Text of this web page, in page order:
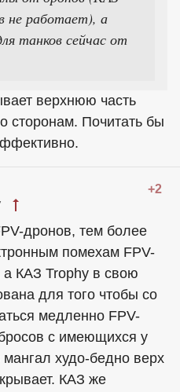
не работает), а
танков сейчас от
верхнюю часть
сторонам. Почитать бы
+2
дронов, тем более
помехам FPV-
а КАЗ Trophy в свою
для того чтобы со
медленно FPV-
с имеющихся у
худо-бедно верх
КАЗ же